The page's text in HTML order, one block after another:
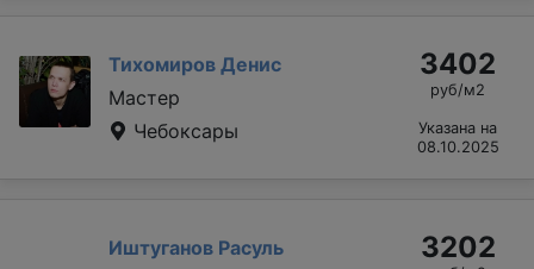
Тихомиров Денис
Мастер
Чебоксары
3402
руб/м2
Указана на
08.10.2025
Иштуганов Расуль
3202